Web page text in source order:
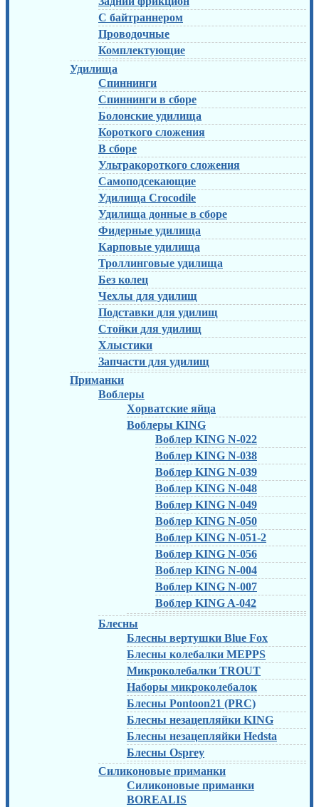
С байтраннером
Проводочные
Комплектующие
Удилища
Спиннинги
Спиннинги в сборе
Болонские удилища
Короткого сложения
В сборе
Ультракороткого сложения
Самоподсекающие
Удилища Crocodile
Удилища донные в сборе
Фидерные удилища
Карповые удилища
Троллинговые удилища
Без колец
Чехлы для удилищ
Подставки для удилищ
Стойки для удилищ
Хлыстики
Запчасти для удилищ
Приманки
Воблеры
Хорватские яйца
Воблеры KING
Воблер KING N-022
Воблер KING N-038
Воблер KING N-039
Воблер KING N-048
Воблер KING N-049
Воблер KING N-050
Воблер KING N-051-2
Воблер KING N-056
Воблер KING N-004
Воблер KING N-007
Воблер KING A-042
Блесны
Блесны вертушки Blue Fox
Блесны колебалки MEPPS
Микроколебалки TROUT
Наборы микроколебалок
Блесны Pontoon21 (PRC)
Блесны незацепляйки KING
Блесны незацепляйки Hedsta
Блесны Osprey
Силиконовые приманки
Силиконовые приманки
BOREALIS